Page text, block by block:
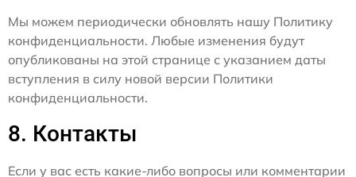
Мы можем периодически обновлять нашу Политику
конфиденциальности. Любые изменения будут
опубликованы на этой странице с указанием даты
вступления в силу новой версии Политики
конфиденциальности.
8. Контакты
Если у вас есть какие-либо вопросы или комментарии